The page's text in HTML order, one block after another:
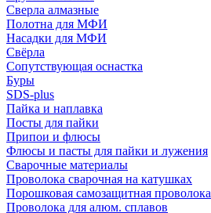
Сверла алмазные
Полотна для МФИ
Насадки для МФИ
Свёрла
Сопутствующая оснастка
Буры
SDS-plus
Пайка и наплавка
Посты для пайки
Припои и флюсы
Флюсы и пасты для пайки и лужения
Сварочные материалы
Проволока сварочная на катушках
Порошковая самозащитная проволока
Проволока для алюм. сплавов